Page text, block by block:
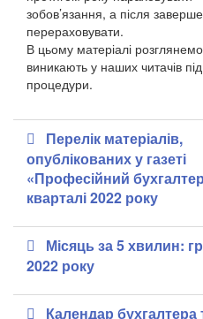
зобов’язання, а після
перераховувати.
В цьому матеріалі
виникають у наших читачів
процедури.
Перелік матеріалів,
опублікованих у газеті
«Професійний
кварталі 2022 року
Місяць за 5 хвилин:
2022 року
Календар